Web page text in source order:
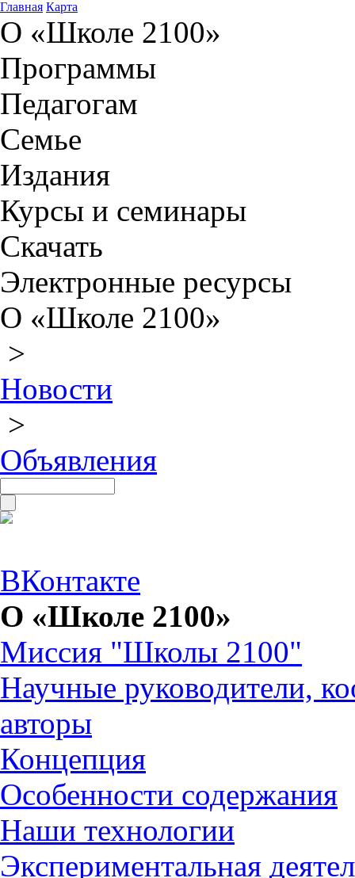
Главная Карта
О «Школе 2100»
Программы
Педагогам
Семье
Издания
Курсы и семинары
Скачать
Электронные ресурсы
О «Школе 2100»
>
Новости
>
Объявления
ВКонтакте
О «Школе 2100»
Миссия "Школы 2100"
Научные руководители,
авторы
Концепция
Особенности содержания
Наши технологии
Экспериментальная